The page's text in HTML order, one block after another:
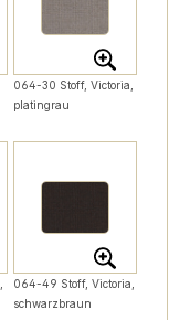
064-30 Stoff, Victoria,
platingrau
064-49 Stoff, Victoria,
schwarzbraun